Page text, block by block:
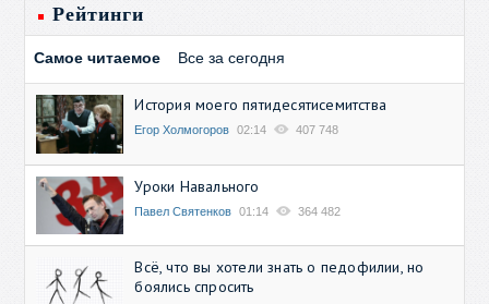
Рейтинги
Самое читаемое Все за сегодня
История моего пятидесятисемитства
Егор Холмогоров 02:14 407 748
Уроки Навального
Павел Святенков 01:14 364 482
Всё, что вы хотели знать о педофилии, но
боялись спросить